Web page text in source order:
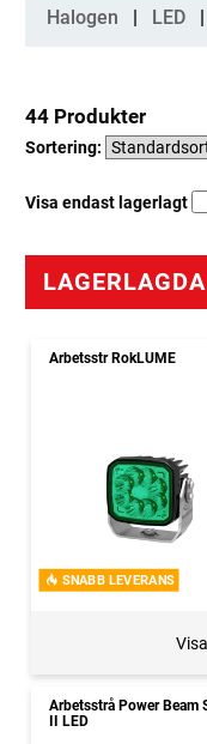
Kategorier
Halogen LED
44 Produkter
Sortering:
Visa endast lagerlagt
Arbetsstr RokLUME
SNABB LEVERANS
Visa
Arbetsstrå Power Beam
II LED